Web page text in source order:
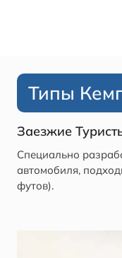
Типы
Заезжие
Специально
автомобиля,
футов).